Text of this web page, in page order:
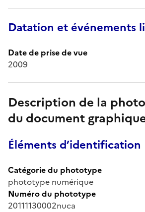
Datation et événements
Date de prise de vue
2009
Description de la
du document
Éléments d’identification
Catégorie du phototype
phototype numérique
Numéro du phototype
20111130002nuca